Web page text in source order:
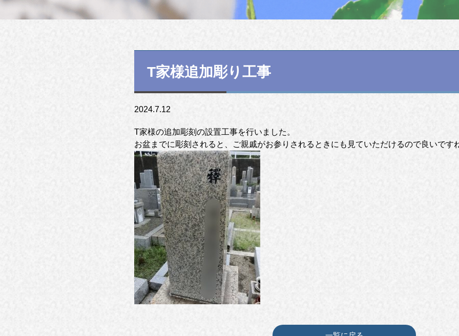
T家様追加彫り工事
2024.7.12
T家様の追加彫刻の設置工事を行いました。
お盆までに彫刻されると、ご親戚がお参りされるときにも見ていただけるので良いです